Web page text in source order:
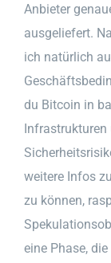
Anbieter
ausgeliefert.
ich natürlich
du Bitcoin in
Infrastrukturen
weitere Infos
zu können,
eine Phase,